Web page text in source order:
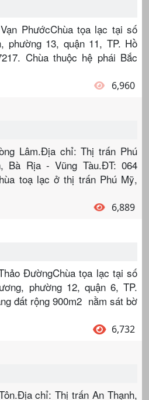
PhướcChùa tọa lạc tại số
phường 13, quận 11, TP. Hồ
Chùa thuộc hệ phái Bắc
6,960
Lâm.Địa chỉ: Thị trấn Phú
Bà Rịa - Vũng Tàu.ĐT: 064
toạ lạc ở thị trấn Phú Mỹ,
6,889
ĐườngChùa tọa lạc tại số
phường 12, quận 6, TP.
đất rộng 900m2 nằm sát bờ
6,732
chỉ: Thị trấn An Thạnh,